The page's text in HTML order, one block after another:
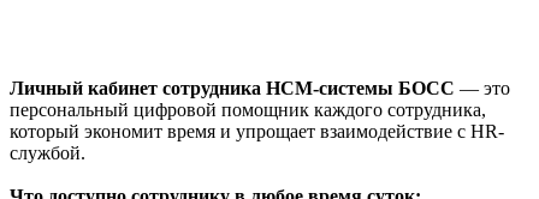
Личный кабинет сотрудника HCM-системы БОСС — это
персональный цифровой помощник каждого сотрудника,
который экономит время и упрощает взаимодействие с HR-
службой.